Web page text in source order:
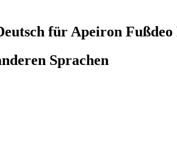
für Apeiron
Sprachen